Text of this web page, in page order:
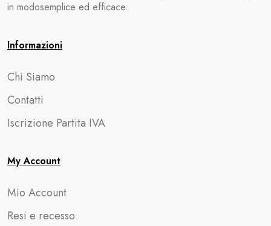
in modosemplice ed efficace.
Informazioni
Chi Siamo
Contatti
Iscrizione Partita IVA
My Account
Mio Account
Resi e recesso